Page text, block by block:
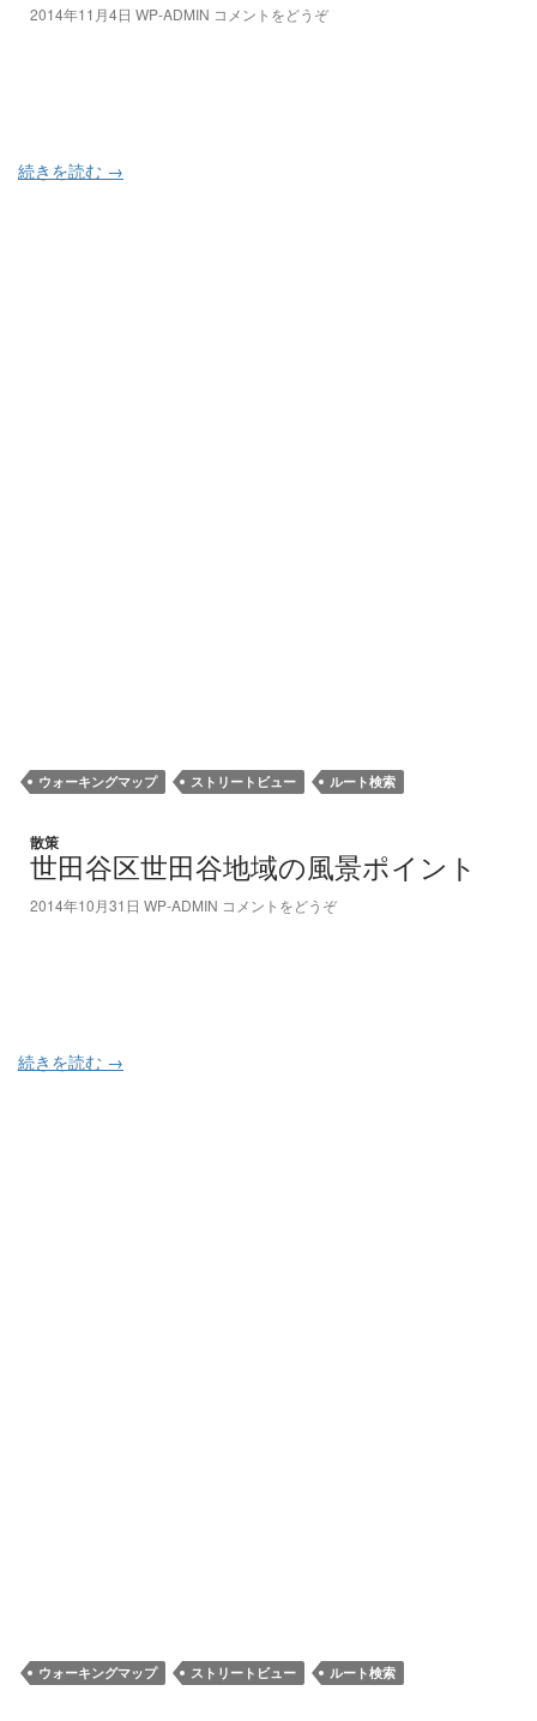
2014年11月4日 WP-ADMIN コメントをどうぞ
続きを読む →
ウォーキングマップ ストリートビュー ルート検索
散策
世田谷区世田谷地域の風景ポイント
2014年10月31日 WP-ADMIN コメントをどうぞ
続きを読む →
ウォーキングマップ ストリートビュー ルート検索